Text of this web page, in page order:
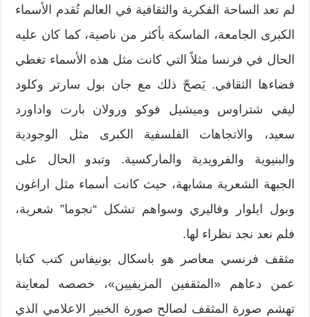
لم تعد الساحة الفكرية والثقافية في العالم تُقدم الأسماء
الكبرى الجامعة، الماسكة بأكثر من ناصية، كما كان عليه
الحال في فرنسا مثلاً التي كانت مثل هذه الأسماء تغطي
فضاءها الثقافي. يَصحّ ذلك مع جان بول سارتر وكلود
ليفي شتراوس وميشيل فوكو ورولان بارت واداورد
سعيد، والاتجاهات الفلسفية الكبرى مثل الوجودية
والبنيوية والفرويدية والماركسية. وتبدو الحال على
الجبهة الشعرية مشابهة، حيث كانت أسماء مثل اراغون
وبول ايلوار وفاليري وسواهم تشكل “نجوما” شعرية،
فلم نعد نجد نظراء لها.
مثقف فرنسي معاصر هو باسكال بونيفاس كتب كتابا
عمن دعاهم «المثقفين المزيفيين»، خصصه لمعاينة
تهشم صورة المثقف لصالح صورة الخبير الاعلامي الذي